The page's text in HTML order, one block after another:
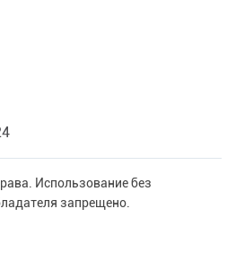
Использование без
запрещено.